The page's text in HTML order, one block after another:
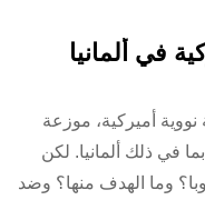
حوالي 150 قنبلة نووية أميركية، موزعة
في ذلك ألمانيا. لكن
وما الهدف منها؟ وضد